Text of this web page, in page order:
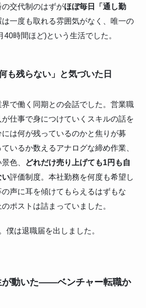
交代制のはずがほぼ毎日「通し勤
は一度も取れる雰囲気がなく、唯一の
40時間ほど)という生活でした。
も残らない」と気づいた日
で働く同期との会話でした。営業職
仕事で身につけていくスキルの話を
は何が残っているのかと焦りが募
いるか数えるアナログな締め作業、
色、
どれだけ売り上げても1円も自
い評価制度。本社勤務を何度も希望し
の声に耳を傾けてもらえるはずもな
ポストは詰まっていました。
僕は退職届を出しました。
が動いた——ベンチャー転職か